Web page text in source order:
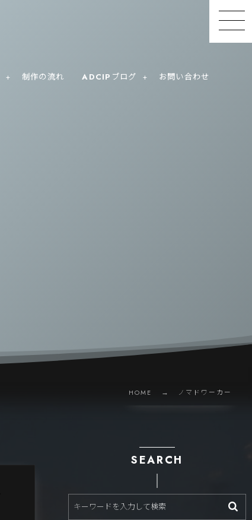
制作の流れ ADCIPブログ お問い合わせ
HOME ノマドワーカー
SEARCH